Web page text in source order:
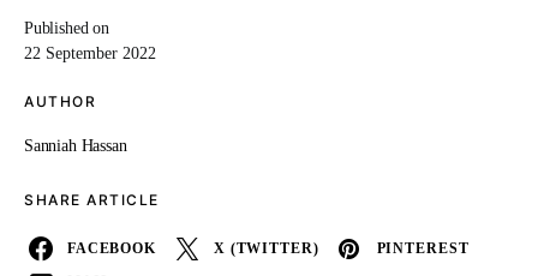
Published on
22 September 2022
AUTHOR
Sanniah Hassan
SHARE ARTICLE
FACEBOOK X (TWITTER) PINTEREST